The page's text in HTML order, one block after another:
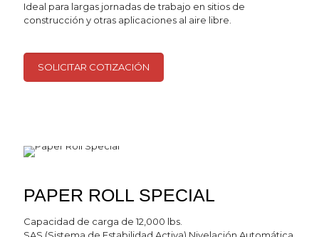
Ideal para largas jornadas de trabajo en sitios de
construcción y otras aplicaciones al aire libre.
SOLICITAR COTIZACIÓN
PAPER ROLL SPECIAL
Capacidad de carga de 12,000 lbs.